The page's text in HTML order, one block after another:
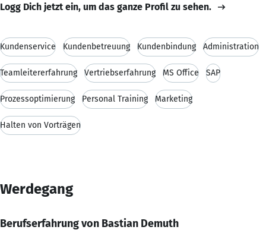
Logg Dich jetzt ein, um das ganze Profil zu sehen.
Kundenservice Kundenbetreuung Kundenbindung Administration
Teamleitererfahrung Vertriebserfahrung MS Office SAP
Prozessoptimierung Personal Training Marketing
Halten von Vorträgen
Werdegang
Berufserfahrung von Bastian Demuth